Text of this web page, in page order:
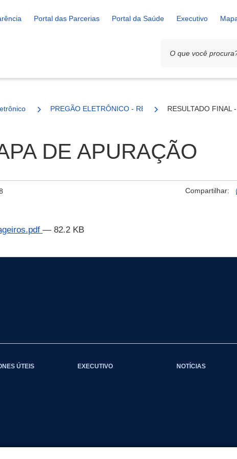
Portal das Parcerias Portal da Saúde Executivo
PREGÃO ELETRÔNICO - REGISTRO DE PREÇOS Nº
RESULTADO FINAL
DE APURAÇÃO
Compartilhar:
— 82.2 KB
ÚTEIS EXECUTIVO NOTÍCIAS